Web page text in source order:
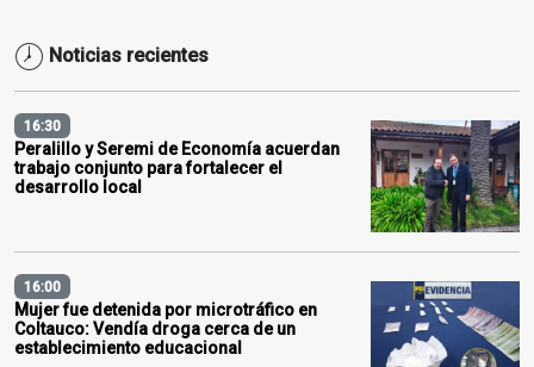
Noticias recientes
16:30
Peralillo y Seremi de Economía acuerdan
trabajo conjunto para fortalecer el
desarrollo local
16:00
Mujer fue detenida por microtráfico en
Coltauco: Vendía droga cerca de un
establecimiento educacional